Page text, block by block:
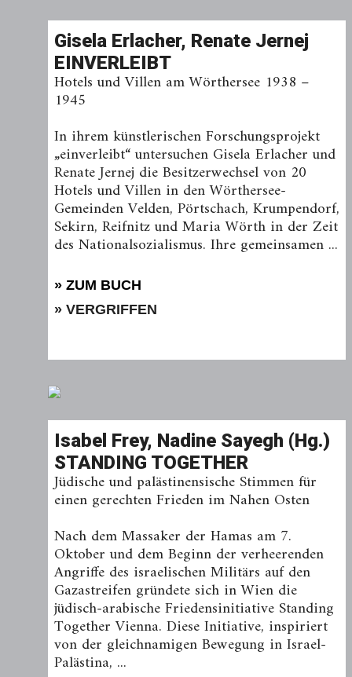
Gisela Erlacher, Renate Jernej
EINVERLEIBT
Hotels und Villen am Wörthersee 1938 –
1945
In ihrem künstlerischen Forschungsprojekt
„einverleibt“ untersuchen Gisela Erlacher und
Renate Jernej die Besitzerwechsel von 20
Hotels und Villen in den Wörthersee-
Gemeinden Velden, Pörtschach, Krumpendorf,
Sekirn, Reifnitz und Maria Wörth in der Zeit
des Nationalsozialismus. Ihre gemeinsamen ...
» ZUM BUCH
» VERGRIFFEN
Isabel Frey, Nadine Sayegh (Hg.)
STANDING TOGETHER
Jüdische und palästinensische Stimmen für
einen gerechten Frieden im Nahen Osten
Nach dem Massaker der Hamas am 7.
Oktober und dem Beginn der verheerenden
Angriffe des israelischen Militärs auf den
Gazastreifen gründete sich in Wien die
jüdisch-arabische Friedensinitiative Standing
Together Vienna. Diese Initiative, inspiriert
von der gleichnamigen Bewegung in Israel-
Palästina, ...